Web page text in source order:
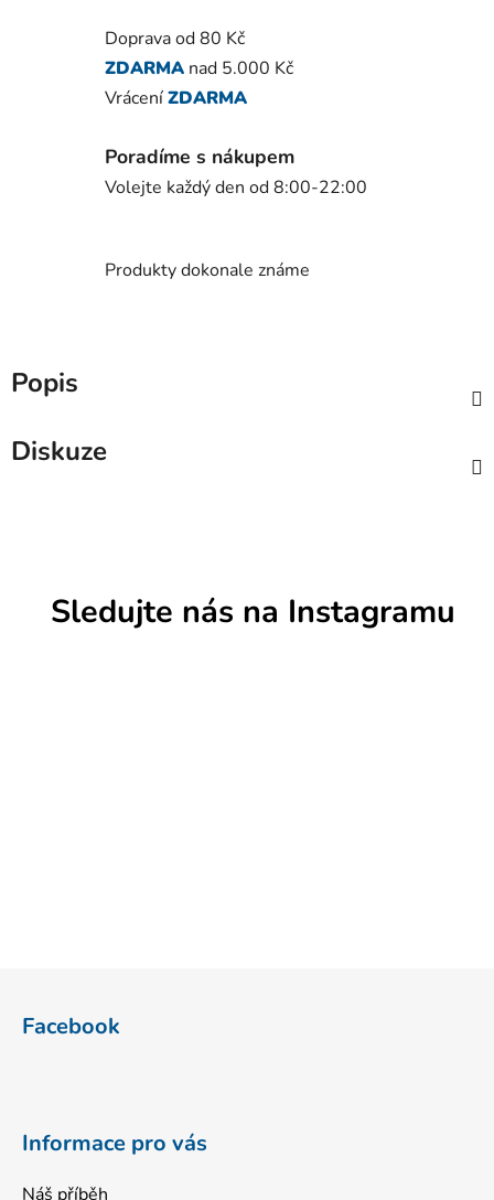
Doprava od 80 Kč
ZDARMA nad 5.000 Kč
VráceníZDARMA
Poradíme s nákupem
Volejte každý den od 8:00-22:00
Produkty dokonale známe
Popis
Diskuze
Sledujte nás na Instagramu
Facebook
Informace pro vás
Náš příběh